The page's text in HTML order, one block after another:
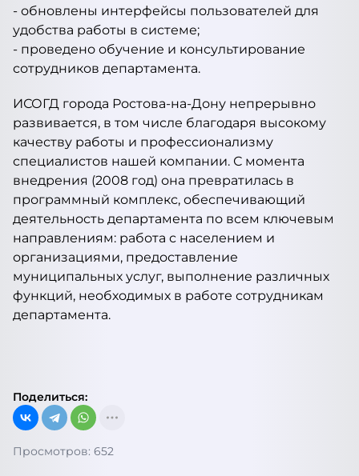
- обновлены интерфейсы пользователей для
удобства работы в системе;
- проведено обучение и консультирование
сотрудников департамента.
ИСОГД города Ростова-на-Дону непрерывно
развивается, в том числе благодаря высокому
качеству работы и профессионализму
специалистов нашей компании. С момента
внедрения (2008 год) она превратилась в
программный комплекс, обеспечивающий
деятельность департамента по всем ключевым
направлениям: работа с населением и
организациями, предоставление
муниципальных услуг, выполнение различных
функций, необходимых в работе сотрудникам
департамента.
Поделиться:
Просмотров: 652